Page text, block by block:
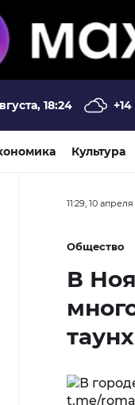
18:24 +14
Культура
11:29, 10
Общество
В